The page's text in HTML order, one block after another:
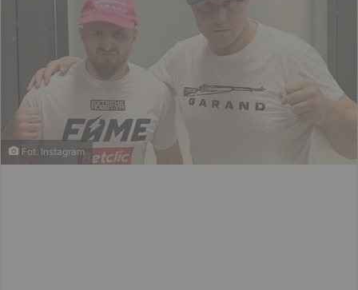
Fot. Instagram